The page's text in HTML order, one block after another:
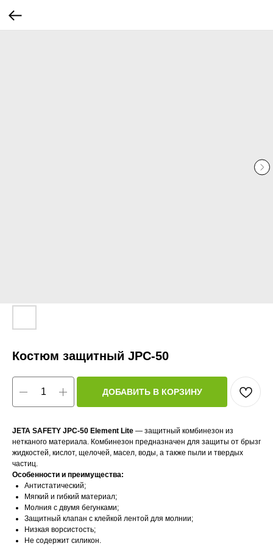
Костюм защитный JPC-50
ДОБАВИТЬ В КОРЗИНУ
JETA SAFETY JPC-50 Element Lite — защитный комбинезон из
нетканого материала. Комбинезон предназначен для защиты от брызг
жидкостей, кислот, щелочей, масел, воды, а также пыли и твердых
частиц.
Особенности и преимущества:
Антистатичеcкий;
Мягкий и гибкий материал;
Молния с двумя бегунками;
Защитный клапан с клейкой лентой для молнии;
Низкая ворсистость;
Не содержит силикон.